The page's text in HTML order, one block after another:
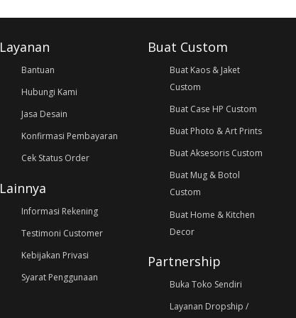
Layanan
Bantuan
Hubungi Kami
Jasa Desain
Konfirmasi Pembayaran
Cek Status Order
Lainnya
Informasi Rekening
Testimoni Customer
Kebijakan Privasi
Syarat Penggunaan
Buat Custom
Buat Kaos & Jaket
Custom
Buat Case HP Custom
Buat Photo & Art Prints
Buat Aksesoris Custom
Buat Mug & Botol
Custom
Buat Home & Kitchen
Decor
Partnership
Buka Toko Sendiri
Layanan Dropship /